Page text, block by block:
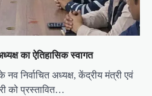
का ऐतिहासिक स्वागत
नव निर्वाचित अध्यक्ष, केंद्रीय मंत्री एवं
को प्रस्तावित…